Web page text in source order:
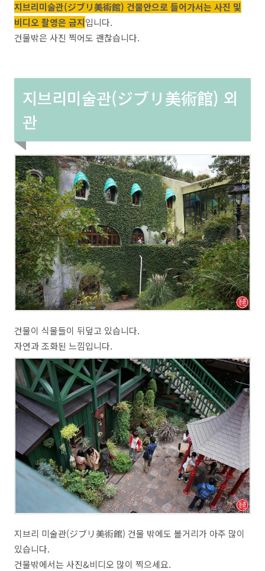
지브리미술관(ジブリ美術館) 건물안으로 들어가서는 사진 및
비디오 촬영은 금지입니다.
건물밖은 사진 찍어도 괜찮습니다.
지브리미술관(ジブリ美術館) 외
관
건물이 식물들이 뒤덮고 있습니다.
자연과 조화된 느낌입니다.
지브리 미술관(ジブリ美術館) 건물 밖에도 볼거리가 아주 많이
있습니다.
건물밖에서는 사진&비디오 많이 찍으세요.